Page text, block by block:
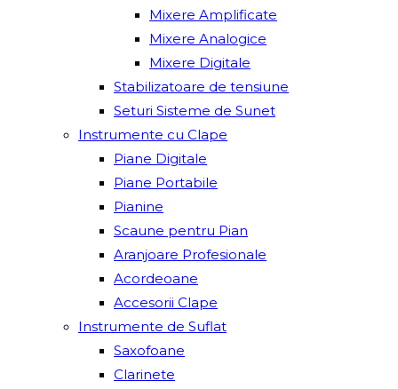
Mixere Amplificate
Mixere Analogice
Mixere Digitale
Stabilizatoare de tensiune
Seturi Sisteme de Sunet
Instrumente cu Clape
Piane Digitale
Piane Portabile
Pianine
Scaune pentru Pian
Aranjoare Profesionale
Acordeoane
Accesorii Clape
Instrumente de Suflat
Saxofoane
Clarinete